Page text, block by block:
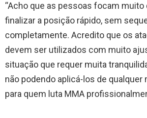
“Acho que as pessoas focam muito
finalizar a posição rápido, sem
completamente. Acredito que os
devem ser utilizados com muito
situação que requer muita
não podendo aplicá-los de qualquer
para quem luta MMA